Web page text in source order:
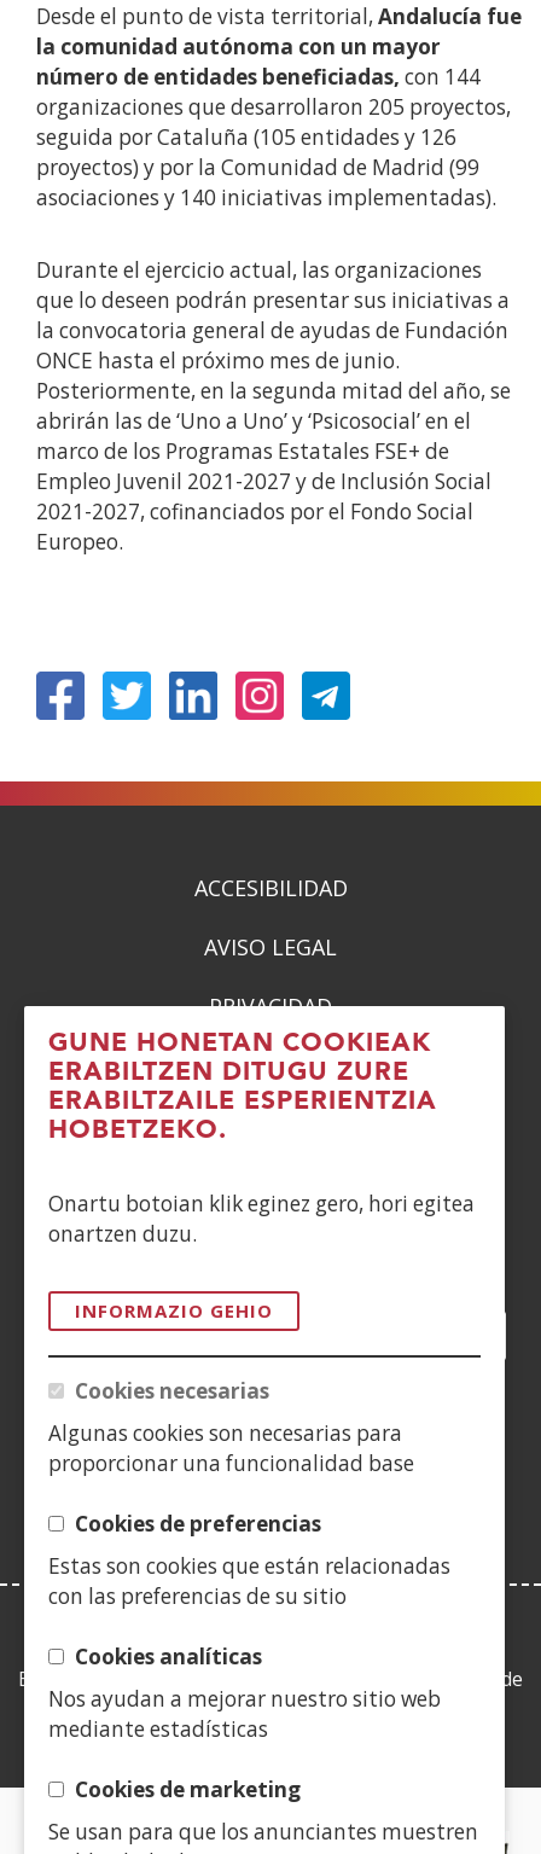
GUNE HONETAN COOKIEAK
ERABILTZEN DITUGU ZURE
ERABILTZAILE ESPERIENTZIA
HOBETZEKO.
Onartu botoian klik eginez gero, hori egitea
onartzen duzu.
INFORMAZIO GEHIO
Cookies necesarias
Algunas cookies son necesarias para
proporcionar una funcionalidad base
Cookies de preferencias
Estas son cookies que están relacionadas
con las preferencias de su sitio
Cookies analíticas
Nos ayudan a mejorar nuestro sitio web
mediante estadísticas
Cookies de marketing
Se usan para que los anunciantes muestren
Desde el punto de vista territorial, Andalucía fue
la comunidad autónoma con un mayor
número de entidades beneficiadas, con 144
organizaciones que desarrollaron 205 proyectos,
seguida por Cataluña (105 entidades y 126
proyectos) y por la Comunidad de Madrid (99
asociaciones y 140 iniciativas implementadas).
Durante el ejercicio actual, las organizaciones
que lo deseen podrán presentar sus iniciativas a
la convocatoria general de ayudas de Fundación
ONCE hasta el próximo mes de junio.
Posteriormente, en la segunda mitad del año, se
abrirán las de ‘Uno a Uno’ y ‘Psicosocial’ en el
marco de los Programas Estatales FSE+ de
Empleo Juvenil 2021-2027 y de Inclusión Social
2021-2027, cofinanciados por el Fondo Social
Europeo.
ACCESIBILIDAD
AVISO LEGAL
PRIVACIDAD
POLÍTICA DE COOKIES
DENUNCIAS
Facebook
(Ireki
leiho
berrian)
Twitter
(Ireki
leiho
berrian)
LinkedIn
(Ireki
leiho
berrian)
YouTube
(Ireki
leiho
berrian)
leiholeiholeiho
Esta web se ajusta a lo establecido en la Ley 19/2013, de
9 de diciembre, de transparencia, acceso a la
información pública y buen gobierno.
CERTIFICADOS DE CALIDAD